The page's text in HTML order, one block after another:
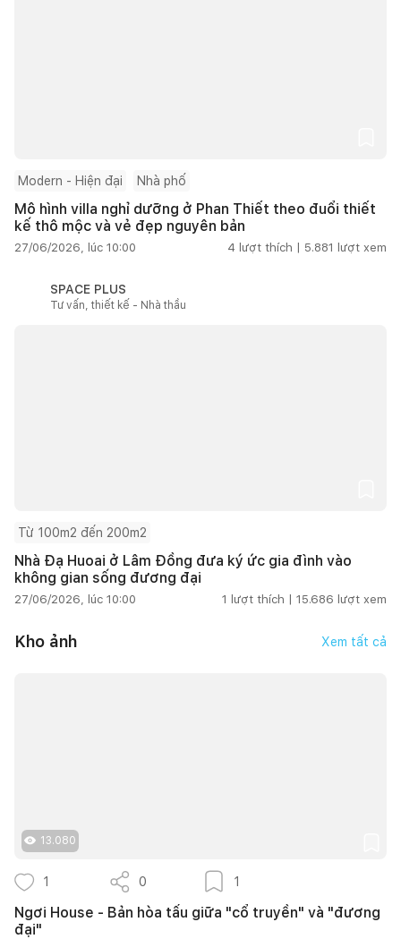
Modern - Hiện đại Nhà phố
Mô hình villa nghỉ dưỡng ở Phan Thiết theo đuổi thiết
kế thô mộc và vẻ đẹp nguyên bản
27/06/2026, lúc 10:00 4 lượt thích | 5.881 lượt xem
SPACE PLUS
Tư vấn, thiết kế - Nhà thầu
Từ 100m2 đến 200m2
Nhà Đạ Huoai ở Lâm Đồng đưa ký ức gia đình vào
không gian sống đương đại
27/06/2026, lúc 10:00 1 lượt thích | 15.686 lượt xem
Kho ảnh Xem tất cả
13.080
1 0 1
Ngơi House - Bản hòa tấu giữa "cổ truyền" và "đương
đại"